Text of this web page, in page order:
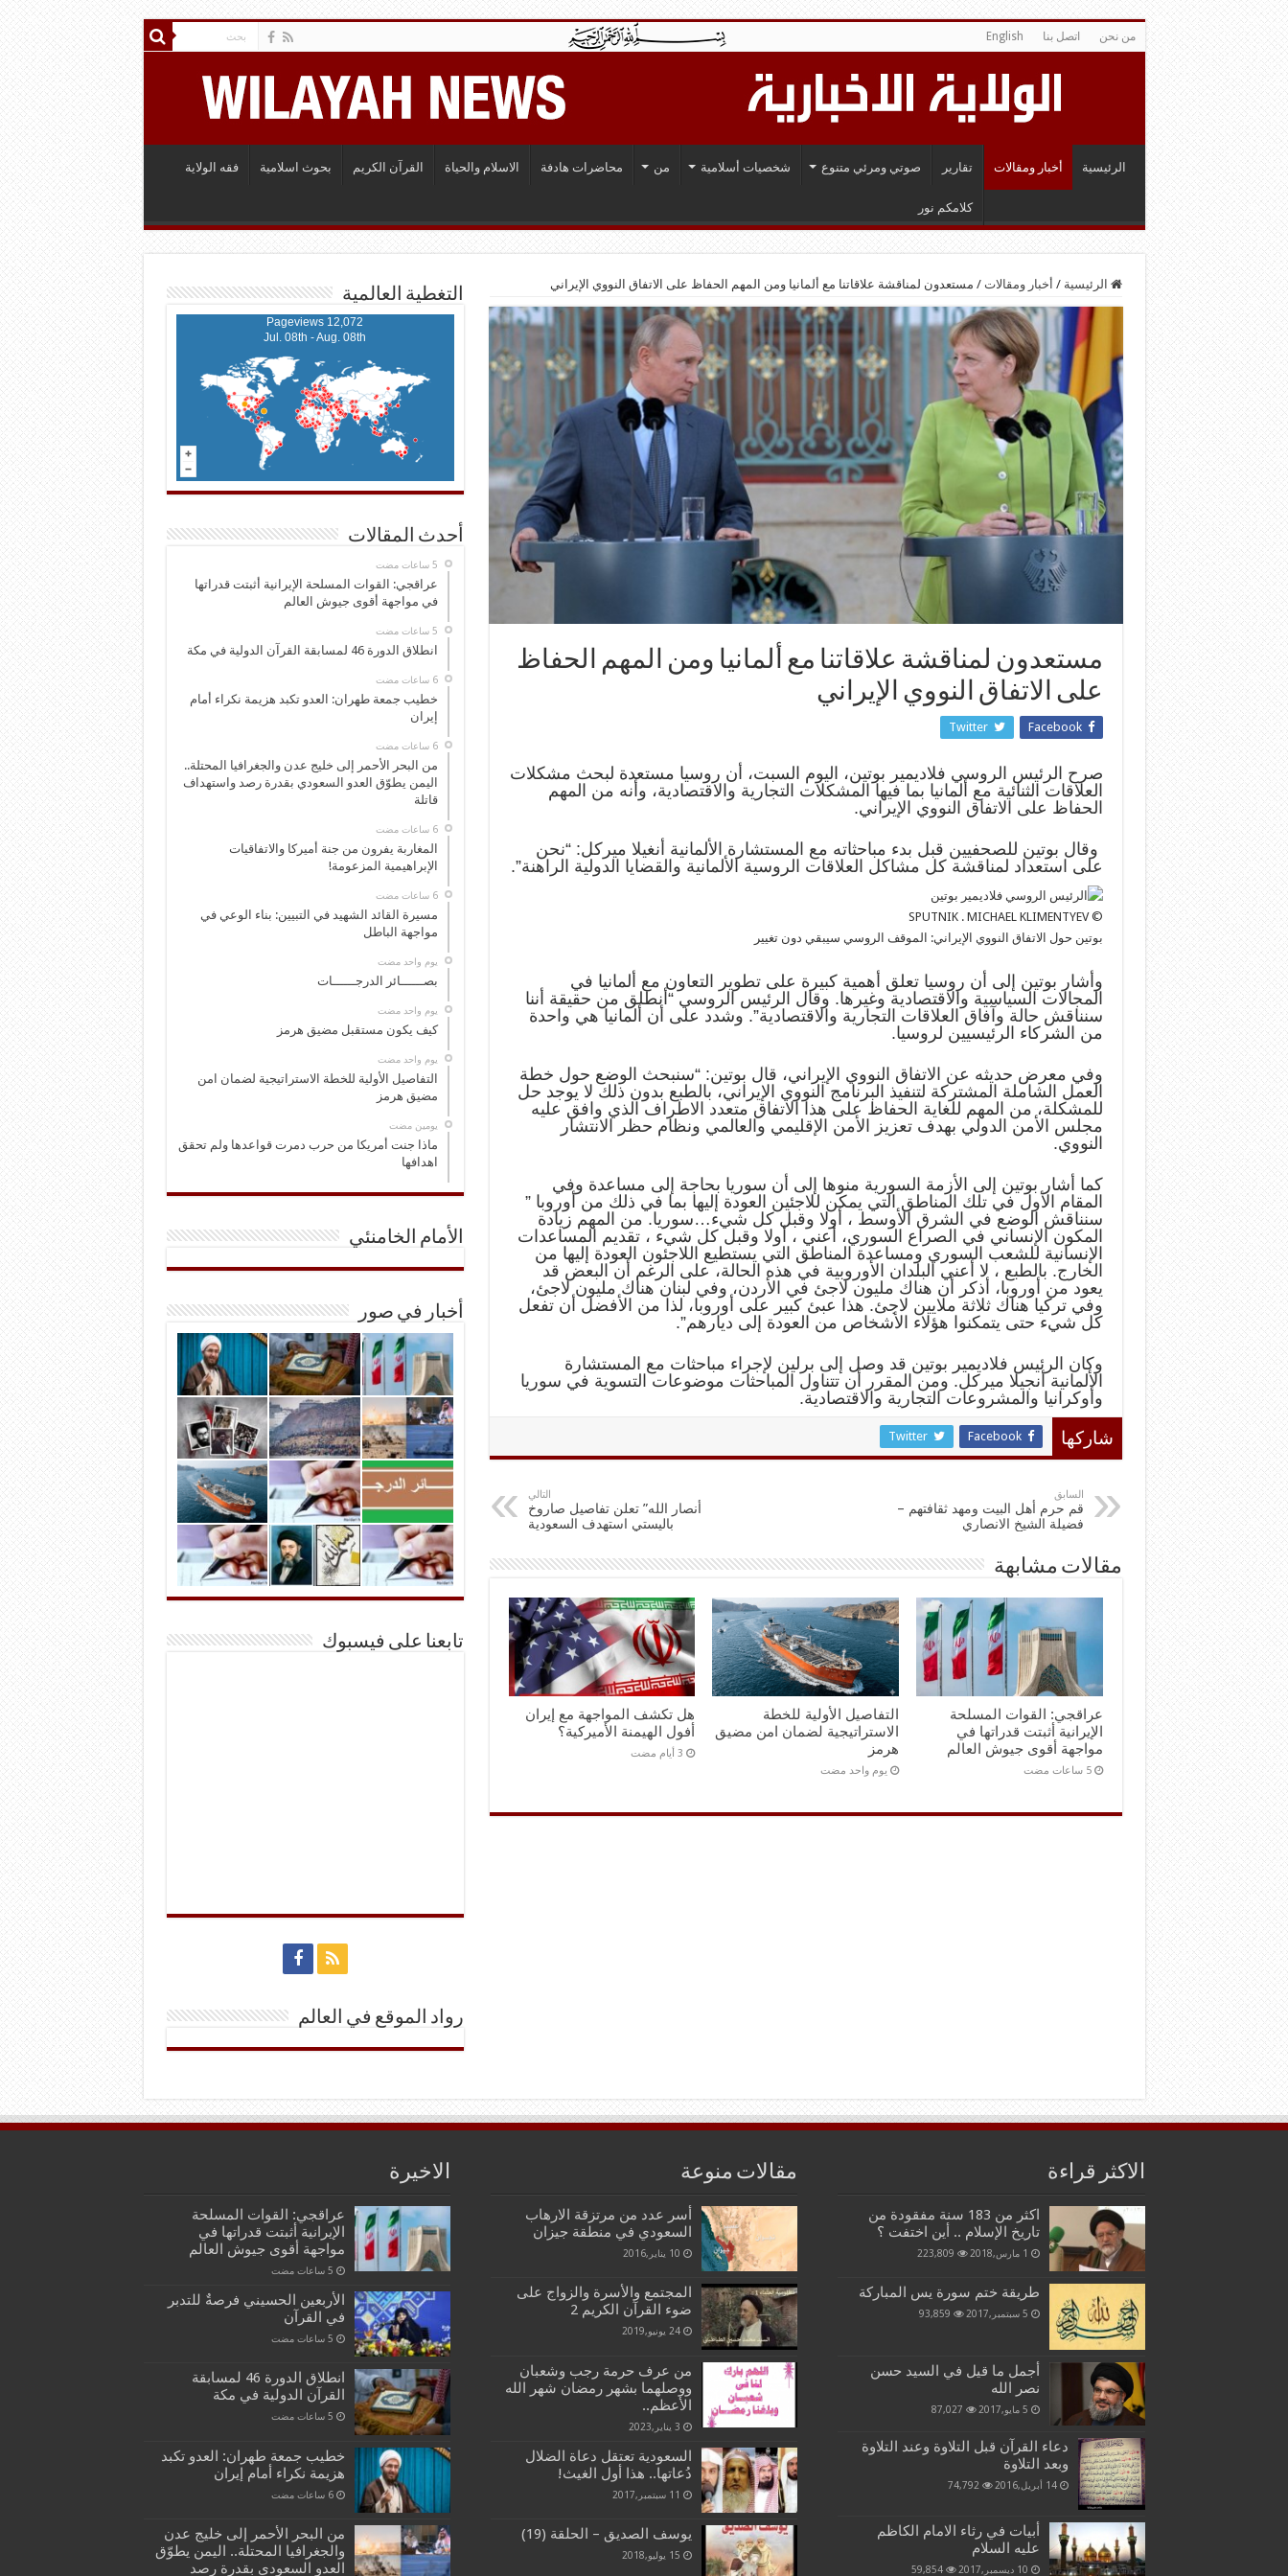
من نحن اتصل بنا English
الرئيسية أخبار ومقالات تقارير صوتي ومرئي متنوع شخصيات أسلامية من محاضرات هادفة الاسلام والحياة القرآن الكريم بحوث اسلامية فقه الولاية
كلامكم نور
الرئيسية / أخبار ومقالات / مستعدون لمناقشة علاقاتنا مع ألمانيا ومن المهم الحفاظ على الاتفاق النووي الإيراني
مستعدون لمناقشة علاقاتنا مع ألمانيا ومن المهم الحفاظ
على الاتفاق النووي الإيراني
Facebook
Twitter
صرح الرئيس الروسي فلاديمير بوتين، اليوم السبت، أن روسيا مستعدة لبحث مشكلات
العلاقات الثنائية مع ألمانيا بما فيها المشكلات التجارية والاقتصادية، وأنه من المهم
الحفاظ على الاتفاق النووي الإيراني.
وقال بوتين للصحفيين قبل بدء مباحثاته مع المستشارة الألمانية أنغيلا ميركل: “نحن
على استعداد لمناقشة كل مشاكل العلاقات الروسية الألمانية والقضايا الدولية الراهنة”.
© SPUTNIK . MICHAEL KLIMENTYEV
بوتين حول الاتفاق النووي الإيراني: الموقف الروسي سيبقي دون تغيير
وأشار بوتين إلى أن روسيا تعلق أهمية كبيرة على تطوير التعاون مع ألمانيا في
المجالات السياسية والاقتصادية وغيرها. وقال الرئيس الروسي “أنطلق من حقيقة أننا
سنناقش حالة وآفاق العلاقات التجارية والاقتصادية”. وشدد على أن ألمانيا هي واحدة
من الشركاء الرئيسيين لروسيا.
وفي معرض حديثه عن الاتفاق النووي الإيراني، قال بوتين: “سنبحث الوضع حول خطة
العمل الشاملة المشتركة لتنفيذ البرنامج النووي الإيراني، بالطبع بدون ذلك لا يوجد حل
للمشكلة، من المهم للغاية الحفاظ على هذا الاتفاق متعدد الاطراف الذي وافق عليه
مجلس الأمن الدولي بهدف تعزيز الأمن الإقليمي والعالمي ونظام حظر الانتشار
النووي.
كما أشار بوتين إلى الأزمة السورية منوها إلى أن سوريا بحاجة إلى مساعدة وفي
المقام الأول في تلك المناطق التي يمكن للاجئين العودة إليها بما في ذلك من أوروبا ”
سنناقش الوضع في الشرق الأوسط ، أولا وقبل كل شيء…سوريا. من المهم زيادة
المكون الإنساني في الصراع السوري، أعني ، أولا وقبل كل شيء ، تقديم المساعدات
الإنسانية للشعب السوري ومساعدة المناطق التي يستطيع اللاجئون العودة إليها من
الخارج. بالطبع ، لا أعني البلدان الأوروبية في هذه الحالة، على الرغم أن البعض قد
يعود من أوروبا، أذكر أن هناك مليون لاجئ في الأردن، وفي لبنان هناك مليون لاجئ،
وفي تركيا هناك ثلاثة ملايين لاجئ. هذا عبئ كبير على أوروبا، لذا من الأفضل أن تفعل
كل شيء حتى يتمكنوا هؤلاء الأشخاص من العودة إلى ديارهم”.
وكان الرئيس فلاديمير بوتين قد وصل إلى برلين لإجراء مباحثات مع المستشارة
الألمانية أنجيلا ميركل. ومن المقرر أن تتناول المباحثات موضوعات التسوية في سوريا
وأوكرانيا والمشروعات التجارية والاقتصادية.
شاركها Facebook
Twitter
السابق
قم حرم أهل البيت ومهد ثقافتهم –
فضيلة الشيخ الانصاري
التالي
أنصار الله” تعلن تفاصيل صاروخ
باليستي استهدف السعودية
مقالات مشابهة
عراقجي: القوات المسلحة
الإيرانية أثبتت قدراتها في
مواجهة أقوى جيوش العالم
‏5 ساعات مضت
التفاصيل الأولية للخطة
الاستراتيجية لضمان امن مضيق
هرمز
‏يوم واحد مضت
هل تكشف المواجهة مع إيران
أفول الهيمنة الأميركية؟
التغطية العالمية
12,072 Pageviews
Jul. 08th - Aug. 08th
أحدث المقالات
عراقجي: القوات المسلحة الإيرانية أثبتت قدراتها
في مواجهة أقوى جيوش العالم
انطلاق الدورة 46 لمسابقة القرآن الدولية في مكة
‏6 ساعات مضت
خطيب جمعة طهران: العدو تكبد هزيمة نكراء أمام
إيران
‏6 ساعات مضت
من البحر الأحمر إلى خليج عدن والجغرافيا المحتلة..
اليمن يطوّق العدو السعودي بقدرة رصد واستهداف
قاتلة
‏6 ساعات مضت
المغاربة يفرون من جنة أميركا والاتفاقيات
الإبراهيمية المزعومة!
‏6 ساعات مضت
مسيرة القائد الشهيد في التبيين: بناء الوعي في
مواجهة الباطل
‏يوم واحد مضت
بصــــــائر الدرجــــــات
‏يوم واحد مضت
كيف يكون مستقبل مضيق هرمز
‏يوم واحد مضت
التفاصيل الأولية للخطة الاستراتيجية لضمان امن
مضيق هرمز
‏يومين مضت
ماذا جنت أمريكا من حرب دمرت قواعدها ولم تحقق
اهدافها
الأمام الخامنئي
أخبار في صور
تابعنا على فيسبوك
رواد الموقع في العالم
الاكثر قراءة
اكثر من 183 سنة مفقودة من
تاريخ الإسلام .. أين اختفت ؟
1 مارس,2018 223,809
طريقة ختم سورة يس المباركة
5 سبتمبر,2017 93,859
أجمل ما قيل في السيد حسن
نصر الله
5 مايو,2017 87,027
دعاء القرآن قبل التلاوة وعند التلاوة
وبعد التلاوة
14 أبريل,2016 74,792
أبيات في رثاء الامام الكاظم
عليه السلام
10 ديسمبر,2017 59,854
مقالات منوعة
أسر عدد من مرتزقة الارهاب
السعودي في منطقة جيزان
10 يناير,2016
المجتمع والأسرة والزواج على
ضوء القرآن الكريم 2
24 يونيو,2019
من عرف حرمة رجب وشعبان
ووصلهما بشهر رمضان شهر الله
الأعظم..
3 يناير,2023
السعودية تعتقل دعاة الضلال
دُعاتها.. هذا أول الغيث!
11 سبتمبر,2017
يوسف الصديق – الحلقة (19)
15 يوليو,2018
الاخيرة
عراقجي: القوات المسلحة
الإيرانية أثبتت قدراتها في
مواجهة أقوى جيوش العالم
الأربعين الحسيني فرصةٌ للتدبر
في القرآن
انطلاق الدورة 46 لمسابقة
القرآن الدولية في مكة
خطيب جمعة طهران: العدو تكبد
هزيمة نكراء أمام إيران
من البحر الأحمر إلى خليج عدن
والجغرافيا المحتلة.. اليمن يطوّق
العدو السعودي بقدرة رصد